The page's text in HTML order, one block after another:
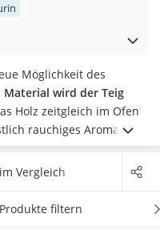
Möglichkeit des
Material wird der Teig
Holz zeitgleich im Ofen
rauchiges Aroma,
Zudem zeigen gängige
Backformen bei
Holzbackrahmen mit
im Vergleich
Produkte filtern